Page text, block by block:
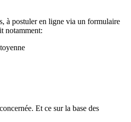
à postuler en ligne via un formulaire
notamment:
Et ce sur la base des